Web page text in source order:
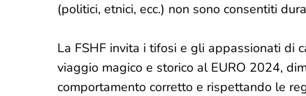
(politici, etnici, ecc.) non sono consentiti
La FSHF invita i tifosi e gli appassionati di
viaggio magico e storico al EURO 2024,
comportamento corretto e rispettando le